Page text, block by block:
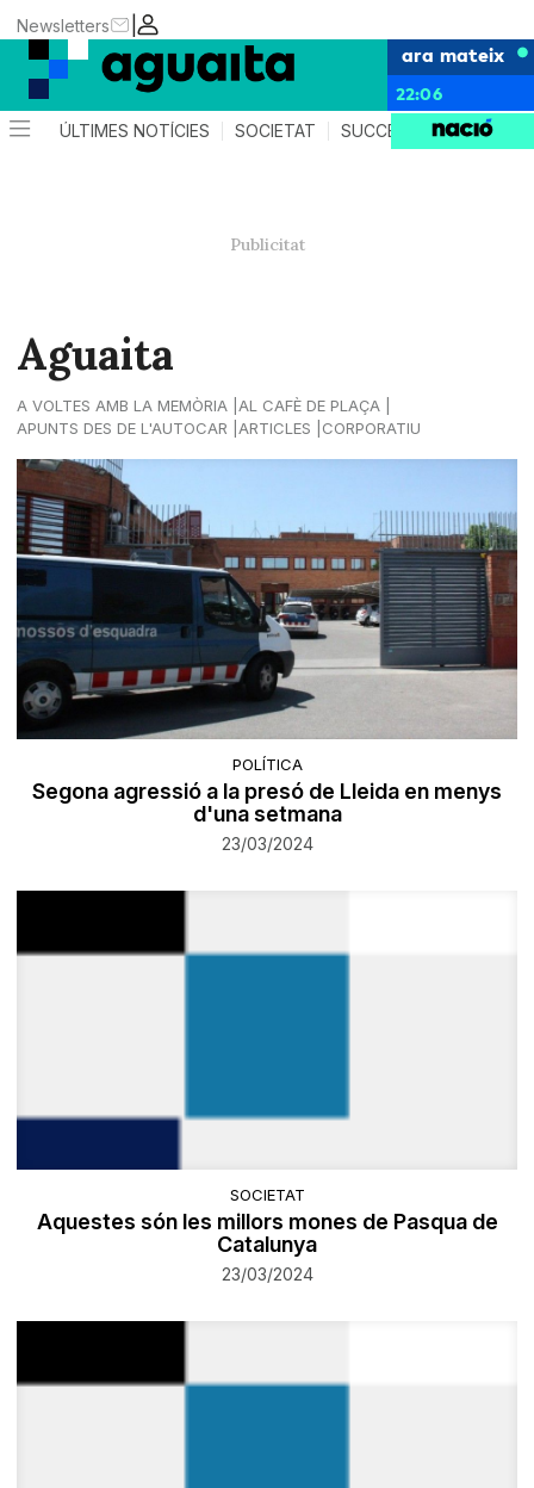
|
Newsletters
ara mateix
22:06
ÚLTIMES NOTÍCIES SOCIETAT SUCCESSOS AGENDA
Aguaita
A VOLTES AMB LA MEMÒRIA
AL CAFÈ DE PLAÇA
APUNTS DES DE L'AUTOCAR
ARTICLES CORPORATIU
POLÍTICA
Segona agressió a la presó de Lleida en menys
d'una setmana
23/03/2024
SOCIETAT
Aquestes són les millors mones de Pasqua de
Catalunya
23/03/2024